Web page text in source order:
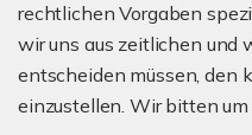
rechtlichen Vorgaben
wir uns aus zeitlichen und
entscheiden müssen, den
einzustellen. Wir bitten um